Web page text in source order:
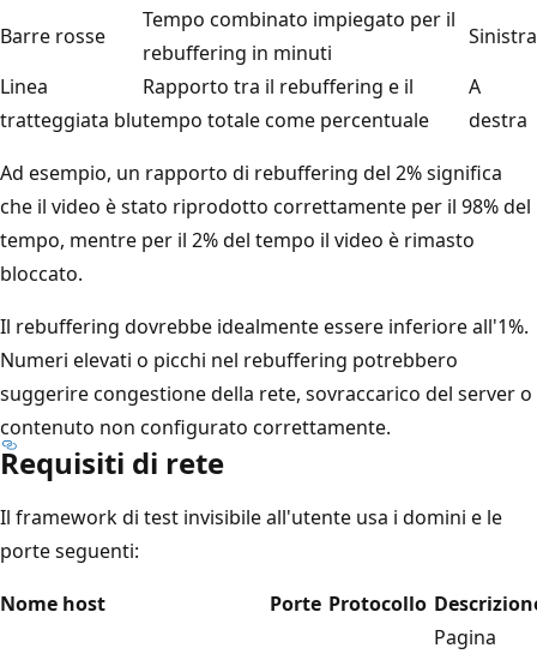
Barre rosse
Tempo combinato impiegato per il
rebuffering in minuti
Sinistra
Linea
tratteggiata blu
Rapporto tra il rebuffering e il
tempo totale come percentuale
A
destra
Ad esempio, un rapporto di rebuffering del 2% significa
che il video è stato riprodotto correttamente per il 98% del
tempo, mentre per il 2% del tempo il video è rimasto
bloccato.
Il rebuffering dovrebbe idealmente essere inferiore all'1%.
Numeri elevati o picchi nel rebuffering potrebbero
suggerire congestione della rete, sovraccarico del server o
contenuto non configurato correttamente.
Requisiti di rete
Il framework di test invisibile all'utente usa i domini e le
porte seguenti:
Nome host
Porte Protocollo
Pagina